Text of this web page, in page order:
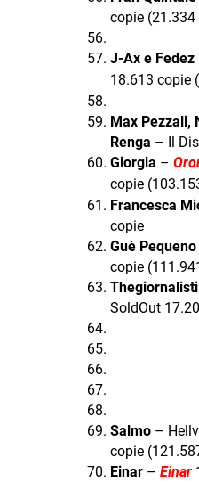
copie
J-Ax e Fedez
18.613 copie
Max Pezzali,
Renga – Il
Giorgia –
copie
Francesca
copie
Guè Pequeno
copie
Thegiornalisti
SoldOut
Salmo–
copie
Einar – Einar